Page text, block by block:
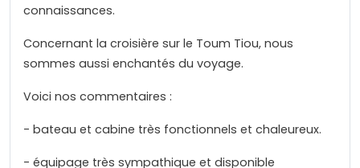
connaissances.
Concernant la croisière sur le Toum Tiou, nous
sommes aussi enchantés du voyage.
Voici nos commentaires :
- bateau et cabine très fonctionnels et chaleureux.
- équipage très sympathique et disponible